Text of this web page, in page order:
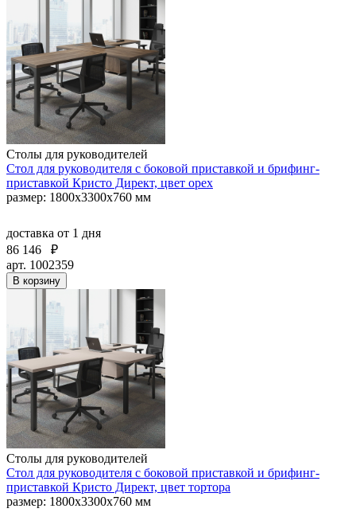
Столы для руководителей
Стол для руководителя с боковой приставкой и брифинг-
приставкой Кристо Директ, цвет орех
размер: 1800х3300х760 мм
доставка от 1 дня
86 146
₽
арт. 1002359
В корзину
Столы для руководителей
Стол для руководителя с боковой приставкой и брифинг-
приставкой Кристо Директ, цвет тортора
размер: 1800х3300х760 мм